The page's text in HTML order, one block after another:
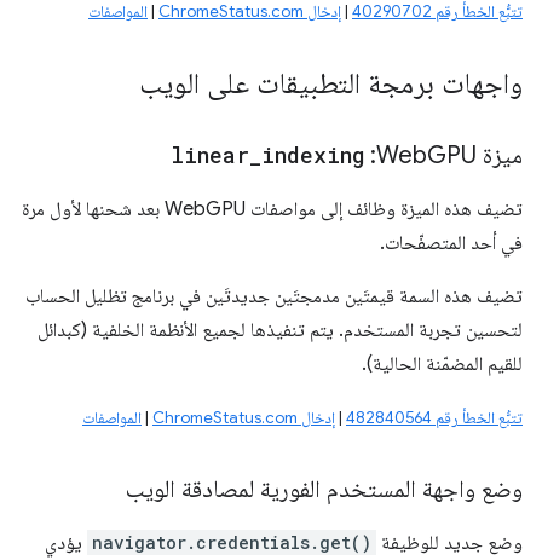
تتبُّع الخطأ رقم 40290702 |إدخال ChromeStatus.com |المواصفات
واجهات برمجة التطبيقات على الويب
ميزة Web GPU:
linear indexing
تضيف هذه الميزة وظائف إلى مواصفات WebGPU بعد شحنها لأول مرة
في أحد المتصفّحات.
تضيف هذه السمة قيمتَين مدمجتَين جديدتَين في برنامج تظليل الحساب
لتحسين تجربة المستخدم. يتم تنفيذها لجميع الأنظمة الخلفية (كبدائل
للقيم المضمّنة الحالية).
تتبُّع الخطأ رقم 482840564 |إدخال ChromeStatus.com |المواصفات
وضع واجهة المستخدم الفورية لمصادقة الويب
وضع جديد للوظيفة navigator.credentials.get() يؤدي